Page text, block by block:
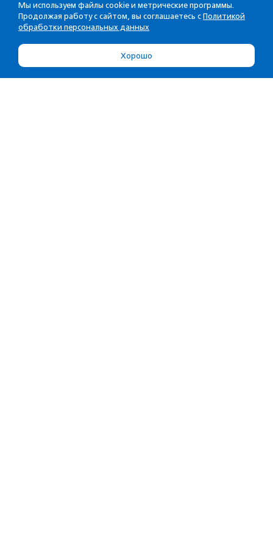
Мы используем файлы cookie и метрические программы.
Продолжая работу с сайтом, вы соглашаетесь с Политикой
обработки персональных данных
Хорошо